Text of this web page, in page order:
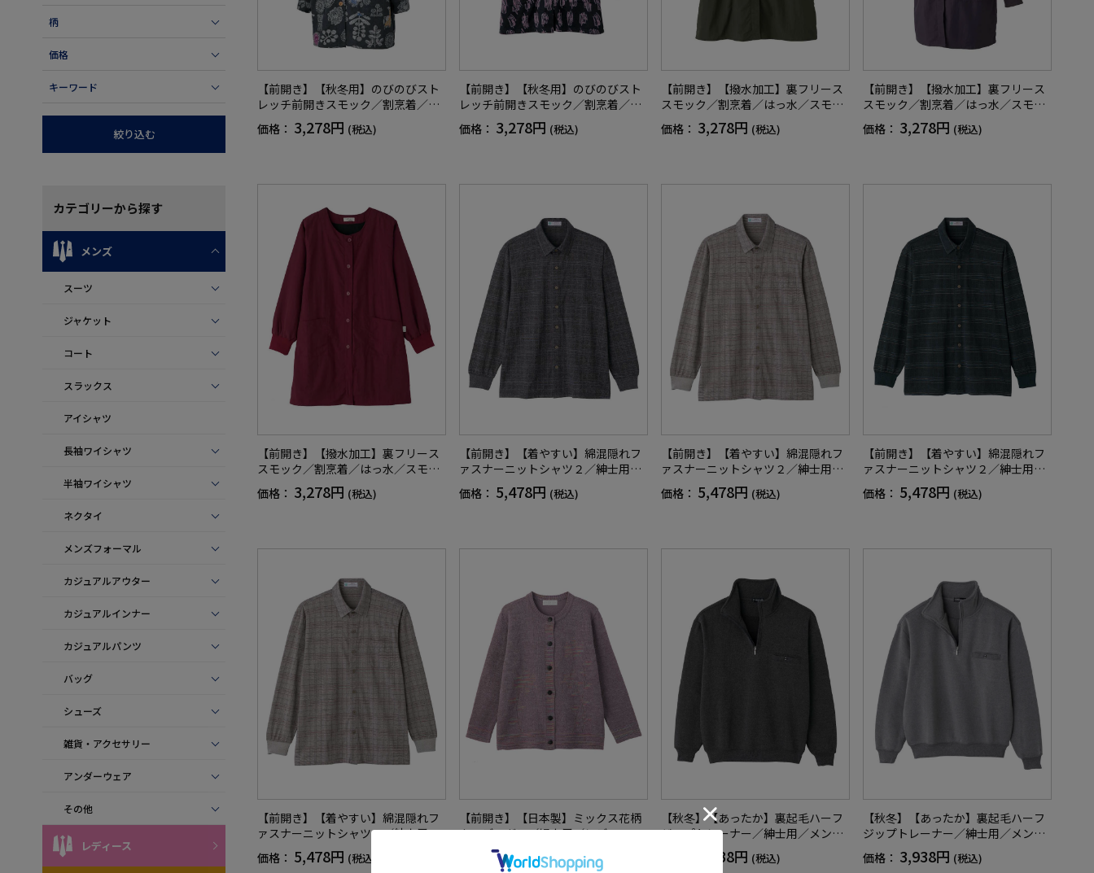
柄
価格
キーワード
絞り込む
カテゴリーから探す
メンズ
スーツ
ジャケット
コート
スラックス
アイシャツ
長袖ワイシャツ
半袖ワイシャツ
ネクタイ
メンズフォーマル
カジュアルアウター
カジュアルインナー
カジュアルパンツ
バッグ
シューズ
雑貨・アクセサリー
アンダーウェア
その他
レディース
【前開き】【秋冬用】のびのびスト
レッチ前開きスモック／割烹着／エ
プロン／左右ポケット付／ギフト／
プレゼント【CF】
価格： 3,278円 (税込)
【前開き】【秋冬用】のびのびスト
レッチ前開きスモック／割烹着／エ
プロン／左右ポケット付／ギフト／
プレゼント【CF】
価格： 3,278円 (税込)
【前開き】【撥水加工】裏フリース
スモック／割烹着／はっ水／スモッ
ク／秋冬／ギフト／プレゼント【C
F】
価格： 3,278円 (税込)
【前開き】【撥水加工】裏フリース
スモック／割烹着／はっ水／スモッ
ク／秋冬／ギフト／プレゼント【C
F】
価格： 3,278円 (税込)
【前開き】【撥水加工】裏フリース
スモック／割烹着／はっ水／スモッ
ク／秋冬／ギフト／プレゼント【C
F】
価格： 3,278円 (税込)
【前開き】【着やすい】綿混隠れフ
ァスナーニットシャツ２／紳士用／
メンズ／高齢者／シニア／洗濯機OK
／名前記入欄付／胸ポケット付／ギ
価格： 5,478円 (税込)
【前開き】【着やすい】綿混隠れフ
ァスナーニットシャツ２／紳士用／
メンズ／高齢者／シニア／洗濯機OK
／名前記入欄付／胸ポケット付／ギ
価格： 5,478円 (税込)
【前開き】【着やすい】綿混隠れフ
ァスナーニットシャツ２／紳士用／
メンズ／高齢者／シニア／洗濯機OK
／名前記入欄付／胸ポケット付／ギ
価格： 5,478円 (税込)
【前開き】【着やすい】綿混隠れフ
ァスナーニットシャツ２／紳士用／
メンズ／高齢者／シニア／洗濯機OK
／名前記入欄付／胸ポケット付／ギ
価格： 5,478円 (税込)
【前開き】【日本製】ミックス花柄
カーディガン／婦人用／レディース
／高齢者／シニア／名前記入欄付／
大きめボタン／身幅ゆったり／ギフ
価格：3,300円(税込)
【秋冬】【あったか】裏起毛ハーフ
ジップトレーナー／紳士用／メンズ
／シニア／高齢者／胸ポケット／お
でかけ／ギフト／プレゼント【CF】
3,938円 (税込)
【秋冬】【あったか】裏起毛ハーフ
ジップトレーナー／紳士用／メンズ
／シニア／高齢者／胸ポケット／お
でかけ／ギフト／プレゼント【CF】
価格： 3,938円 (税込)